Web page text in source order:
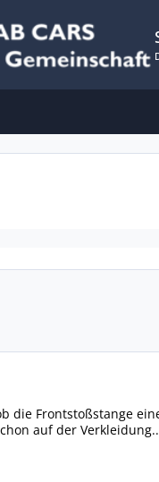
Frontstoßstange
auf der